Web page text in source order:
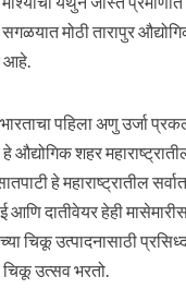
मोठी तारापुर
आहे.
पहिला अणु उर्जा
शहर
हे महाराष्ट्रातील
दातीवेयर हेही
चिकू उत्पादनासाठी
चिकू उत्सव भरतो.